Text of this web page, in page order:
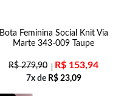
Bota Feminina Social Knit Via
Marte 343-009 Taupe
R$279,90 R$ 153,94
7x de R$23,09